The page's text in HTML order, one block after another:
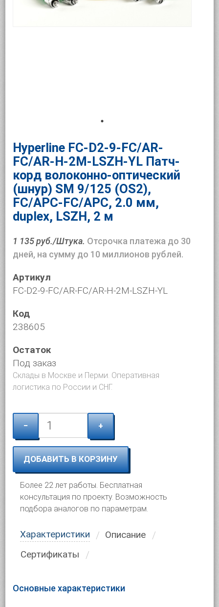
Hyperline FC-D2-9-FC/AR-
FC/AR-H-2M-LSZH-YL Патч-
корд волоконно-оптический
(шнур) SM 9/125 (OS2),
FC/APC-FC/APC, 2.0 мм,
duplex, LSZH, 2 м
1 135 руб./Штука. Отсрочка платежа до 30
дней, на сумму до 10 миллионов рублей.
Артикул
FC-D2-9-FC/AR-FC/AR-H-2M-LSZH-YL
Код
238605
Остаток
Под заказ
Склады в Москве и Перми. Оперативная
логистика по России и СНГ.
− +
ДОБАВИТЬ В КОРЗИНУ
Более 22 лет работы. Бесплатная
консультация по проекту. Возможность
подбора аналогов по параметрам.
Характеристики
Описание
Сертификаты
Основные характеристики